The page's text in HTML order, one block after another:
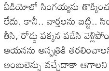
వీడియోలో సింగయ్యను
లేదు. కానీ.. వార్తలను బట్టి..
తీసి, రోడ్డు పక్కన పడేసి
ఆయనను ఆస్పత్రికి
అంబులెన్సు వచ్చేదాకా ఆగాలని